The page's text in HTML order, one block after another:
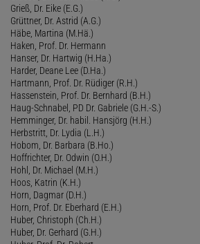
Grieß, Dr. Eike (E.G.)
Grüttner, Dr. Astrid (A.G.)
Häbe, Martina (M.Hä.)
Haken, Prof. Dr. Hermann
Hanser, Dr. Hartwig (H.Ha.)
Harder, Deane Lee (D.Ha.)
Hartmann, Prof. Dr. Rüdiger (R.H.)
Hassenstein, Prof. Dr. Bernhard (B.H.)
Haug-Schnabel, PD Dr. Gabriele (G.H.-S.)
Hemminger, Dr. habil. Hansjörg (H.H.)
Herbstritt, Dr. Lydia (L.H.)
Hobom, Dr. Barbara (B.Ho.)
Hoffrichter, Dr. Odwin (O.H.)
Hohl, Dr. Michael (M.H.)
Hoos, Katrin (K.H.)
Horn, Dagmar (D.H.)
Horn, Prof. Dr. Eberhard (E.H.)
Huber, Christoph (Ch.H.)
Huber, Dr. Gerhard (G.H.)